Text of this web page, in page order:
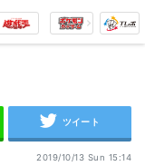
2019/10/13 Sun 15:14